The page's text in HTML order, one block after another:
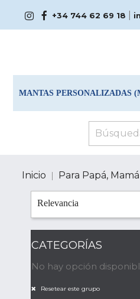
+34 744 62 69 18
MANTAS PERSONALIZADAS
Inicio Para Papá,
Relevancia
CATEGORÍAS
No hay opción
Resetear este grupo